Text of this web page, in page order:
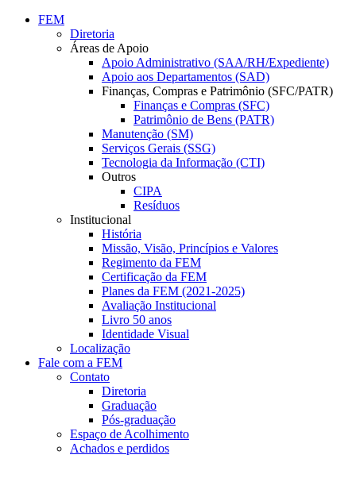
Conteúdo principal
FEM
Diretoria
Áreas de Apoio
Apoio Administrativo (SAA/RH/Expediente)
Apoio aos Departamentos (SAD)
Finanças, Compras e Patrimônio (SFC/PATR)
Finanças e Compras (SFC)
Patrimônio de Bens (PATR)
Manutenção (SM)
Serviços Gerais (SSG)
Tecnologia da Informação (CTI)
Outros
CIPA
Resíduos
Institucional
História
Missão, Visão, Princípios e Valores
Regimento da FEM
Certificação da FEM
Planes da FEM (2021-2025)
Avaliação Institucional
Livro 50 anos
Identidade Visual
Localização
Fale com a FEM
Contato
Diretoria
Graduação
Pós-graduação
Espaço de Acolhimento
Achados e perdidos